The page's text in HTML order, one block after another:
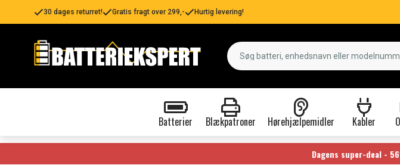
30 dages returret! Gratis fragt over 299,- Hurtig levering!
Batterier Blækpatroner Hørehjælpemidler Kabler
Dagens super-deal -